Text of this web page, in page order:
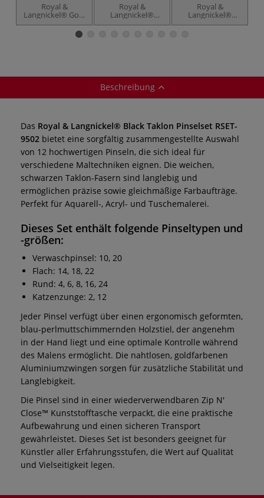
Royal &
Langnickel® Gold
Taklon Pinselset
Royal &
Langnickel®
Burgundy Taklon
Royal &
Langnickel®
White Taklon
Beschreibung
Das Royal & Langnickel® Black Taklon Pinselset RSET-
9502 bietet eine sorgfältig zusammengestellte Auswahl
von 12 hochwertigen Pinseln, die sich ideal für
verschiedene Maltechniken eignen. Die weichen,
schwarzen Taklon-Fasern sind langlebig und
ermöglichen präzise sowie gleichmäßige Farbaufträge.
Perfekt für Aquarell-, Acryl- und Tuschemalerei.
Dieses Set enthält folgende Pinseltypen und
-größen:
Verwaschpinsel: 10, 20
Flach: 14, 18, 22
Rund: 4, 6, 8, 16, 24
Katzenzunge: 2, 12
Jeder Pinsel verfügt über einen ergonomisch geformten,
blau-perlmuttschimmernden Holzstiel, der angenehm
in der Hand liegt und eine optimale Kontrolle während
des Malens ermöglicht. Die nahtlosen, goldfarbenen
Aluminiumzwingen sorgen für zusätzliche Stabilität und
Langlebigkeit.
Die Pinsel sind in einer wiederverwendbaren Zip N'
Close™ Kunststofftasche verpackt, die eine praktische
Aufbewahrung und einen sicheren Transport
gewährleistet. Dieses Set ist besonders geeignet für
Künstler aller Erfahrungsstufen, die Wert auf Qualität
und Vielseitigkeit legen.